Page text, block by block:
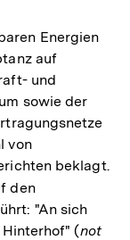
Energien
auf
und
sowie der
von
beklagt.
den
"An sich
(not